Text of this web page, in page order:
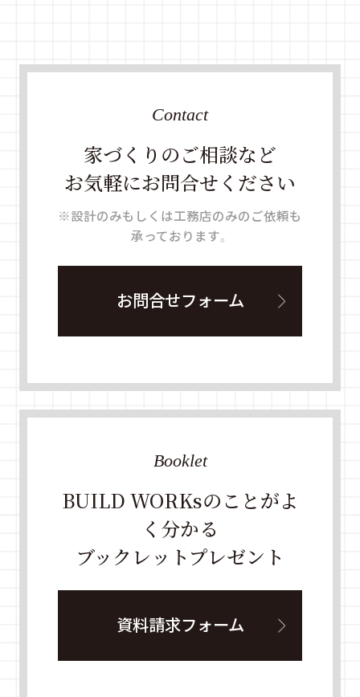
家づくりのご相談など
お気軽にお問合せください
Contact
※設計のみもしくは工務店のみのご依頼も
承っております。
お問合せフォーム
BUILD WORKsのことがよ
く分かる
ブックレットプレゼント
Booklet
資料請求フォーム